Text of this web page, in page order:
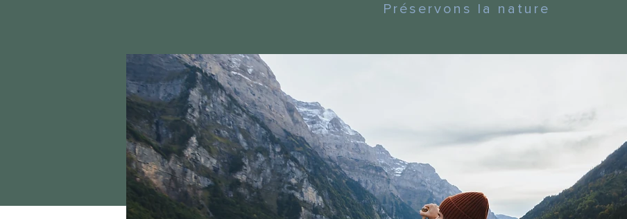
Préservons la nature